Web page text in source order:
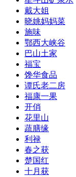
戴大姐
晓姚妈妈菜
施味
鄂西大峡谷
巴山土家
福宝
馋华食品
谭氏老二房
福康一果
开俏
花里山
蔬膳缘
利禄
春之获
楚国红
十月获